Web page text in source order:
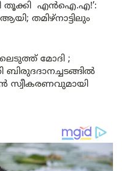
തൂക്കി എൻഐ.എ!’:
തമിഴ്‌നാട്ടിലും
മോദി ;
സ്വീകരണവുമായി